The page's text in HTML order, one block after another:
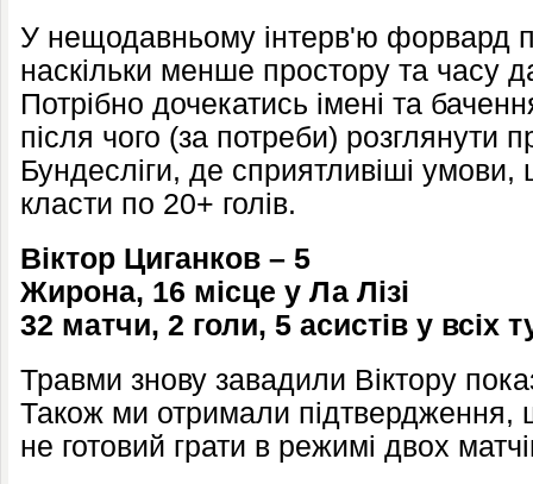
У нещодавньому інтерв'ю форвард
наскільки менше простору та часу
Потрібно дочекатись імені та
після чого (за потреби) розглянути
Бундесліги, де сприятливіші
класти по 20+ голів.
Віктор Циганков – 5
Жирона, 16 місце у Ла Лізі
32 матчи, 2 голи, 5 асистів у всіх
Травми знову завадили Віктору
Також ми отримали підтвердження,
не готовий грати в режимі двох